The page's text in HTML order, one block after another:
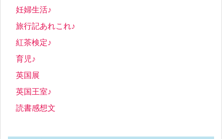
妊婦生活♪
旅行記あれこれ♪
紅茶検定♪
育児♪
英国展
英国王室♪
読書感想文